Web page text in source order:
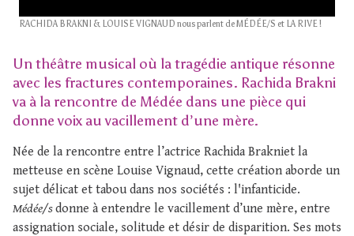
RACHIDA BRAKNI & LOUISE VIGNAUD nous parlent de MÉDÉE/S et LA RIVE !
Un théâtre musical où la tragédie antique résonne
avec les fractures contemporaines. Rachida Brakni
va à la rencontre de Médée dans une pièce qui
donne voix au vacillement d’une mère.
Née de la rencontre entre l’actrice Rachida Brakniet la
metteuse en scène Louise Vignaud, cette création aborde un
sujet délicat et tabou dans nos sociétés : l'infanticide.
Médée/sdonne à entendre le vacillement d’une mère, entre
assignation sociale, solitude et désir de disparition. Ses mots